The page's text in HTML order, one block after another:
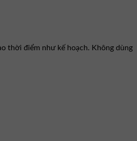
thời điểm như kế hoạch. Không dùng